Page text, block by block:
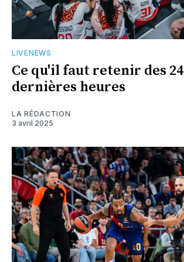
LIVENEWS
Ce qu'il faut retenir des 24
dernières heures
LA RÉDACTION
3 avril 2025